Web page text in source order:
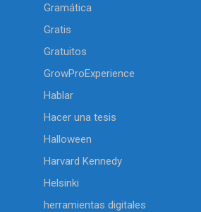
Gramática
Gratis
Gratuitos
GrowProExperience
Hablar
Hacer una tesis
Halloween
Harvard Kennedy
Helsinki
herramientas digitales